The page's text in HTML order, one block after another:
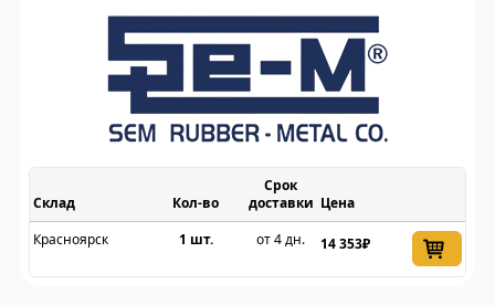
Склад
Срок
доставки Цена
Красноярск
1 шт. от 4 дн. 14 353₽